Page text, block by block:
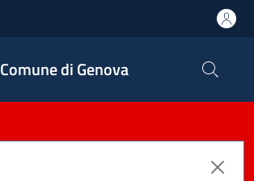
Comune di Genova